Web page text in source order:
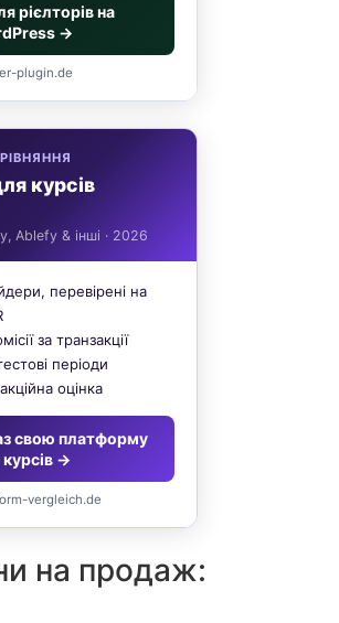
рієлторів на
→
plugin.de
курсів
Ablefy & інші · 2026
перевірені на
за транзакції
періоди
оцінка
свою платформу
→
vergleich.de
на продаж: